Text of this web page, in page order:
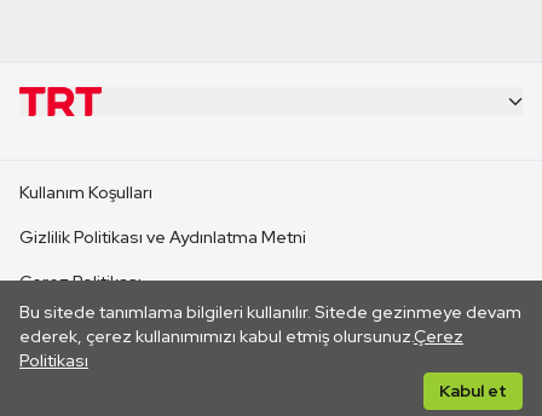
Bu sitede tanımlama bilgileri kullanılır. Sitede gezinmeye devam
ederek, çerez kullanımımızı kabul etmiş olursunuz.Çerez
Politikası
Kabul et
CANLI YAYINLAR
Kullanım Koşulları
Gizlilik Politikası ve Aydınlatma Metni
Çerez Politikası
İletişim
Her hakkı saklıdır. ©2026 TRT. Bağlantı yoluyla gidilen dış